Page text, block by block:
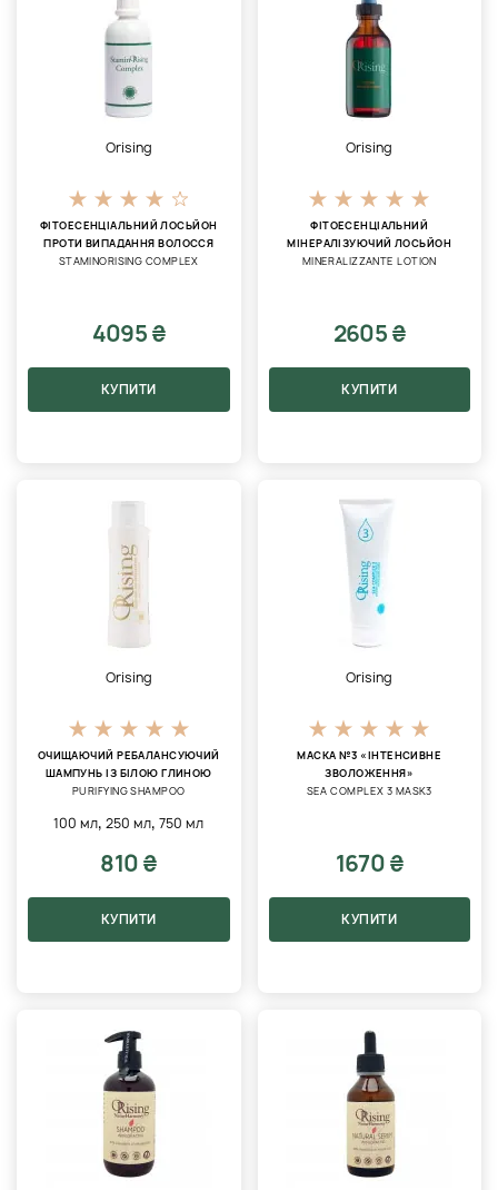
Orising
ФІТОЕСЕНЦІАЛЬНИЙ ЛОСЬЙОН
ПРОТИ ВИПАДАННЯ ВОЛОССЯ
STAMINORISING COMPLEX
4095 ₴
КУПИТИ
Orising
ФІТОЕСЕНЦІАЛЬНИЙ
МІНЕРАЛІЗУЮЧИЙ ЛОСЬЙОН
MINERALIZZANTE LOTION
2605 ₴
КУПИТИ
Orising
ОЧИЩАЮЧИЙ РЕБАЛАНСУЮЧИЙ
ШАМПУНЬ ІЗ БІЛОЮ ГЛИНОЮ
PURIFYING SHAMPOO
100 мл,250 мл,750 мл
810 ₴
КУПИТИ
Orising
МАСКА №3 «ІНТЕНСИВНЕ
ЗВОЛОЖЕННЯ»
SEA COMPLEX 3 MASK3
1670 ₴
КУПИТИ